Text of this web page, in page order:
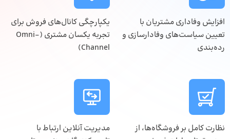
افزایش وفاداری مشتریان با
تعیین سیاست‌های وفادارسازی و
رده‌بندی
یکپارچگی کانال‌های فروش برای
تجربه یکسان مشتری (Omni-
Channel)
نظارت کامل بر فروشگاه‌ها، از
مدیریت آنلاین ارتباط با